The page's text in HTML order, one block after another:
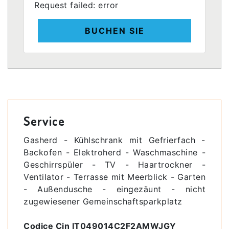
Request failed: error
BUCHEN SIE
Service
Gasherd - Kühlschrank mit Gefrierfach -
Backofen - Elektroherd - Waschmaschine -
Geschirrspüler - TV - Haartrockner -
Ventilator - Terrasse mit Meerblick - Garten
- Außendusche - eingezäunt - nicht
zugewiesener Gemeinschaftsparkplatz
Codice Cin IT049014C2F2AMWJGY